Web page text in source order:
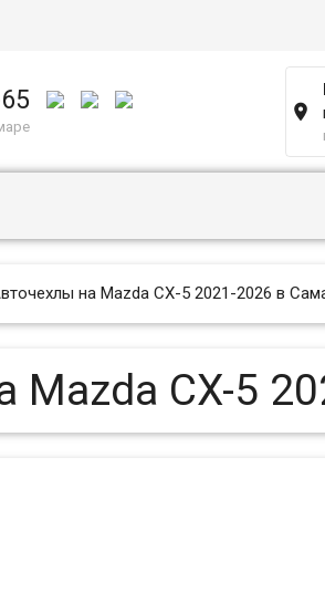

на Mazda CX-5 2021-2026 в
Mazda CX-5